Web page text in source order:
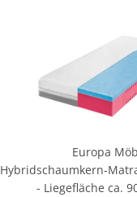
Europa
Hybridschaumkern-
- Liegefläche ca.